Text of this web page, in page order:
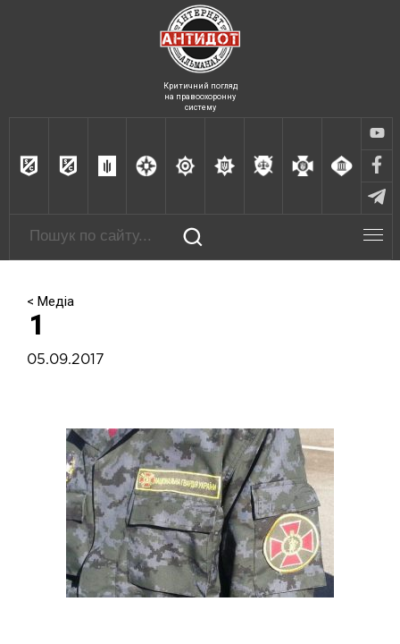
Критичний погляд
на правоохоронну
систему
< Медіа
1
05.09.2017